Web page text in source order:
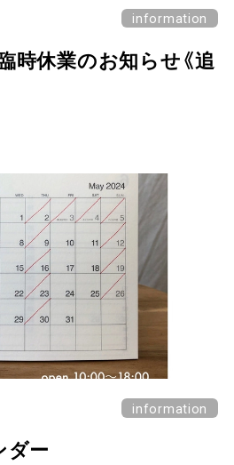
information
時休業のお知らせ《追
information
ダー